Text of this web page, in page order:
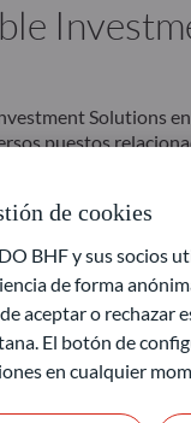
Solutions
puestos
side de la unidad
Con sede en
AM y
BHF como
ODDO BHF AM
BHF
de cookies
BHF y sus socios
de forma
aceptar o rechazar
El botón de
en cualquier